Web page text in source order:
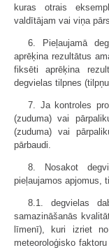
kuras otrais
valdītājam vai viņa
6. Pieļaujamā
aprēķina rezultātus
fiksēti aprēķina
degvielas tilpnes
7. Ja kontroles
(zuduma) vai
(zuduma) vai
pārbaudi.
8. Nosakot
pieļaujamos apjomus,
8.1. degvielas
samazināšanās
līmenī), kuri izriet
meteoroloģisko